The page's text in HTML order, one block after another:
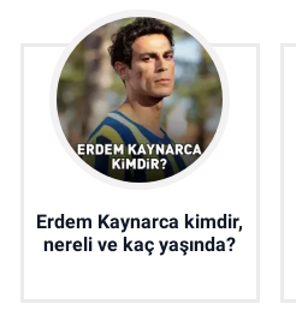
Erdem Kaynarca kimdir,
nereli ve kaç yaşında?